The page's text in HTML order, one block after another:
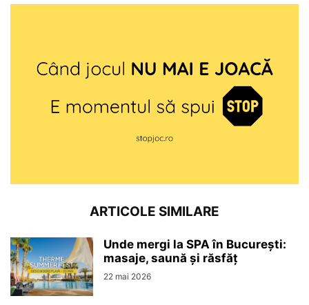
ARTICOLE SIMILARE
Unde mergi la SPA în București:
masaje, saună și răsfăț
22 mai 2026